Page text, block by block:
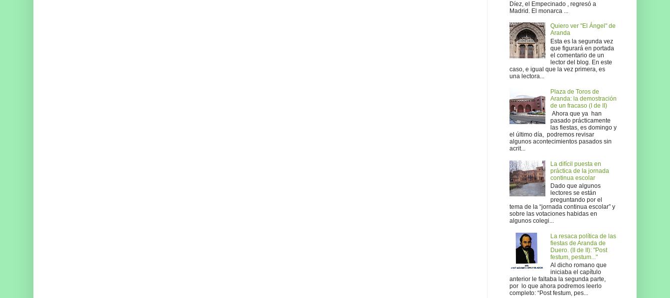
Díez, el Empecinado , regresó a
Madrid. El monarca ...
Quiero ver "El Ángel" de
Aranda
Esta es la segunda vez
que figurará en portada
el comentario de un
lector del blog. En este
caso, e igual que la vez primera, es
una lectora...
Plaza de Toros de
Aranda: la demostración
de un fracaso (I de II)
Ahora que ya han
pasado prácticamente
las fiestas, es domingo y
el último día, podremos revisar
algunos acontecimientos pasados sin
acrit...
La difícil puesta en
práctica de la jornada
continua escolar
Dado que algunos
lectores se están
preguntando por el
tema de la “jornada continua escolar” y
sobre las votaciones habidas en
algunos colegi...
La resaca política de las
fiestas de Aranda de
Duero. (II de II): "Post
festum, pestum..."
Al dicho romano que
iniciaba el capítulo
anterior le faltaba la segunda parte,
por lo que ahora podremos leerlo
completo: “Post festum, pes...